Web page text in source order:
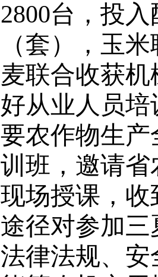
2800台，投
（套），玉
麦联合收获机
好从业人员
要农作物生
训班，邀请
现场授课，
途径对参加
法律法规、